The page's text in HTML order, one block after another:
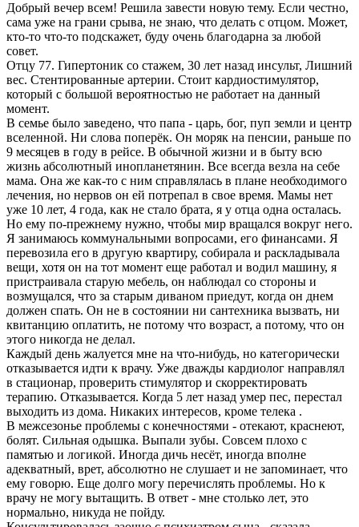
Добрый вечер всем! Решила завести новую тему. Если честно,
сама уже на грани срыва, не знаю, что делать с отцом. Может,
кто-то что-то подскажет, буду очень благодарна за любой
совет.
Отцу 77. Гипертоник со стажем, 30 лет назад инсульт, Лишний
вес. Стентированные артерии. Стоит кардиостимулятор,
который с большой вероятностью не работает на данный
момент.
В семье было заведено, что папа - царь, бог, пуп земли и центр
вселенной. Ни слова поперёк. Он моряк на пенсии, раньше по
9 месяцев в году в рейсе. В обычной жизни и в быту всю
жизнь абсолютный инопланетянин. Все всегда везла на себе
мама. Она же как-то с ним справлялась в плане необходимого
лечения, но нервов он ей потрепал в свое время. Мамы нет
уже 10 лет, 4 года, как не стало брата, я у отца одна осталась.
Но ему по-прежнему нужно, чтобы мир вращался вокруг него.
Я занимаюсь коммунальными вопросами, его финансами. Я
перевозила его в другую квартиру, собирала и раскладывала
вещи, хотя он на тот момент еще работал и водил машину, я
пристраивала старую мебель, он наблюдал со стороны и
возмущался, что за старым диваном приедут, когда он днем
должен спать. Он не в состоянии ни сантехника вызвать, ни
квитанцию оплатить, не потому что возраст, а потому, что он
этого никогда не делал.
Каждый день жалуется мне на что-нибудь, но категорически
отказывается идти к врачу. Уже дважды кардиолог направлял
в стационар, проверить стимулятор и скорректировать
терапию. Отказывается. Когда 5 лет назад умер пес, перестал
выходить из дома. Никаких интересов, кроме телека .
В межсезонье проблемы с конечностями - отекают, краснеют,
болят. Сильная одышка. Выпали зубы. Совсем плохо с
памятью и логикой. Иногда дичь несёт, иногда вполне
адекватный, врет, абсолютно не слушает и не запоминает, что
ему говорю. Еще долго могу перечислять проблемы. Но к
врачу не могу вытащить. В ответ - мне столько лет, это
нормально, никуда не пойду.